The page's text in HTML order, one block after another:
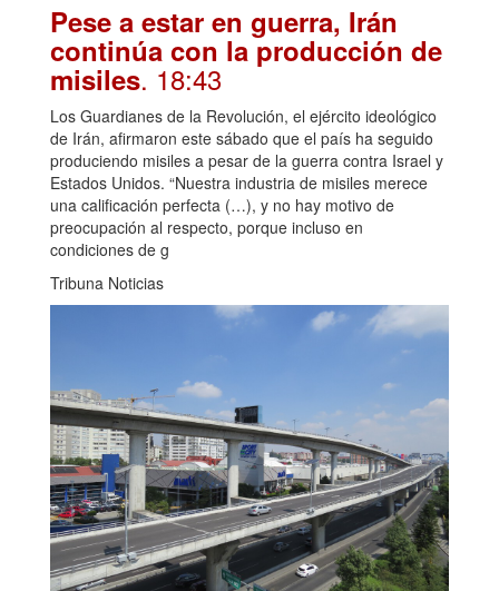
Pese a estar en guerra, Irán
continúa con la producción de
misiles. 18:43
Los Guardianes de la Revolución, el ejército ideológico
de Irán, afirmaron este sábado que el país ha seguido
produciendo misiles a pesar de la guerra contra Israel y
Estados Unidos. “Nuestra industria de misiles merece
una calificación perfecta (…), y no hay motivo de
preocupación al respecto, porque incluso en
condiciones de g
Tribuna Noticias